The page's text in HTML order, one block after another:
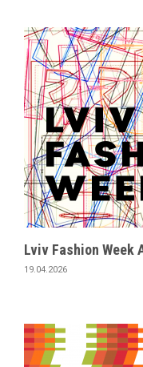
Lviv Fashion Week
19.04.2026